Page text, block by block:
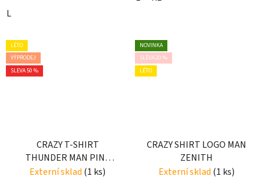
L
LÉTO
VÝPRODEJ
SLEVA 50 %
CRAZY T-SHIRT
THUNDER MAN PINE
TREE
Externí sklad (1 ks)
NOVINKA
SLEVA 20 %
LÉTO
CRAZY SHIRT LOGO MAN
ZENITH
Externí sklad (1 ks)